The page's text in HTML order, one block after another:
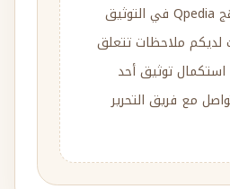
والتحرير وفق منهج Qpedia في التوثيق
لديكم ملاحظات تتعلق
استكمال توثيق أحد
مع فريق التحرير